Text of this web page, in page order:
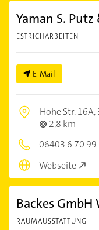
Yaman S.
ESTRICHARBEITEN
E-Mail
Hohe Str. 16A,
2,8 km
06403 6 70 99
Webseite
Backes
RAUMAUSSTATTUNG